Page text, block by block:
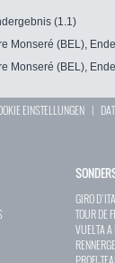
(1.1)
Monseré (BEL),
Monseré (BEL),
EINSTELLUNGEN |
GIRO
TOUR DE
VUELTA